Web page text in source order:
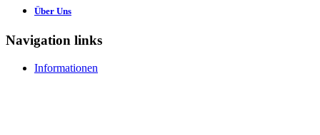
Über Uns
Navigation links
Informationen